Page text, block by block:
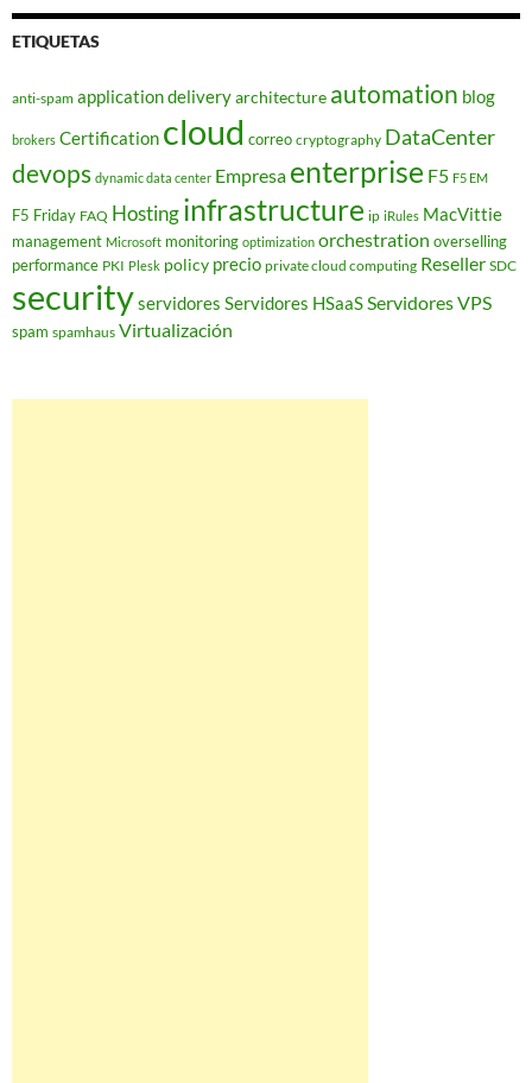
ETIQUETAS
anti-spam application deliveryarchitecture automation blog
brokers Certification cloud correo cryptography DataCenter
devops dynamic data center Empresa enterprise F5 F5 EM
F5 Friday FAQ Hostinginfrastructure ip iRules MacVittie
management Microsoft monitoring optimization orchestration overselling
performance PKI Plesk policy precio private cloud computing Reseller SDC
securityservidores Servidores HSaaSServidores VPS
spam spamhaus Virtualización